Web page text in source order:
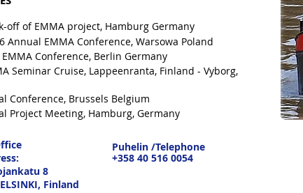
off of EMMA project, Hamburg Germany
Annual EMMA Conference, Warsowa Poland
Conference, Berlin Germany
Seminar Cruise, Lappeenranta, Finland - Vyborg,
Conference, Brussels Belgium
Project Meeting, Hamburg, Germany
8
Finland
Puhelin /Telephone
+358 40 516 0054